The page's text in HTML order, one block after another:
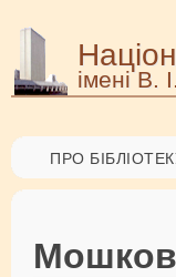
імені В.
ПРО